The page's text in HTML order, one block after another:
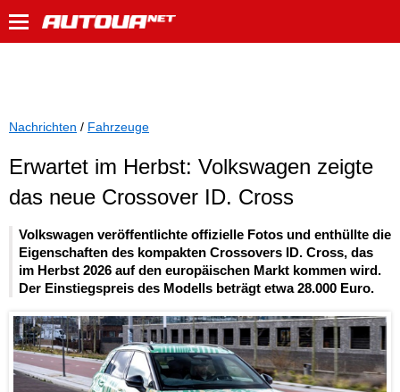
Nachrichten / Fahrzeuge
Erwartet im Herbst: Volkswagen zeigte
das neue Crossover ID. Cross
Volkswagen veröffentlichte offizielle Fotos und enthüllte die
Eigenschaften des kompakten Crossovers ID. Cross, das
im Herbst 2026 auf den europäischen Markt kommen wird.
Der Einstiegspreis des Modells beträgt etwa 28.000 Euro.